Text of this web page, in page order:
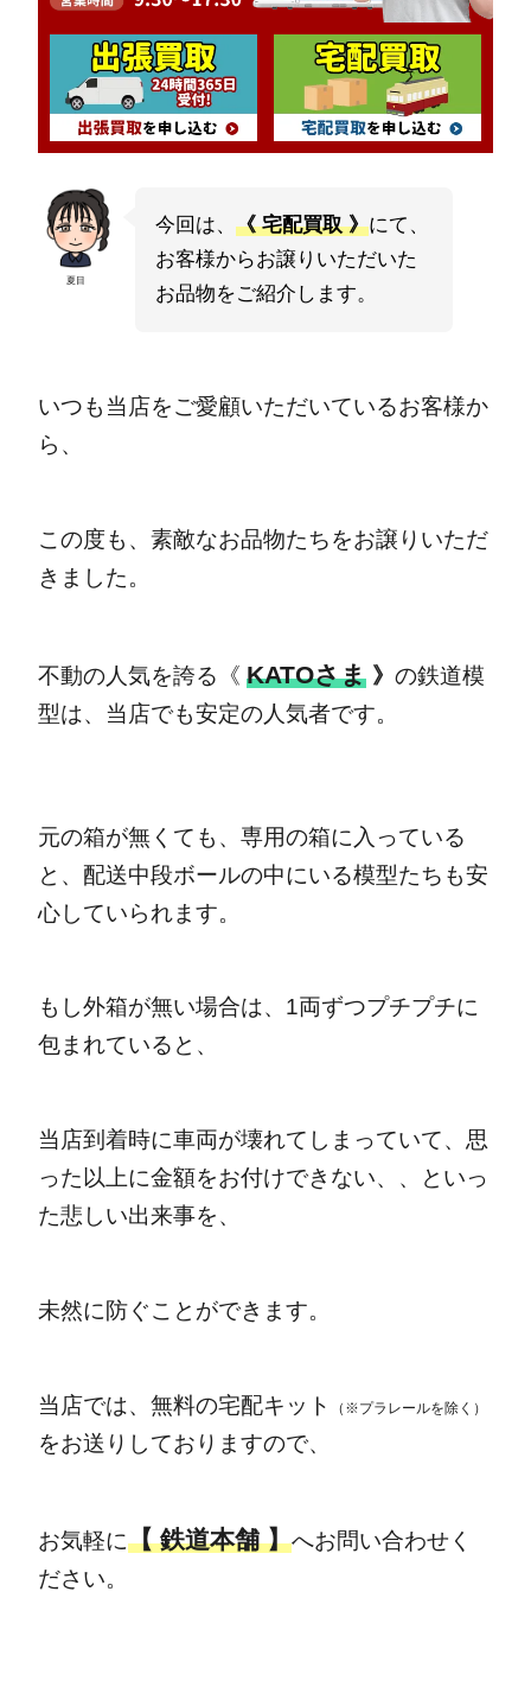
夏目
今回は、 《 宅配買取 》にて、
お客様からお譲りいただいた
お品物をご紹介します。
いつも当店をご愛顧いただいているお客様か
ら、
この度も、素敵なお品物たちをお譲りいただ
きました。
不動の人気を誇る《 KATOさま》 の鉄道模
型は、当店でも安定の人気者です。
元の箱が無くても、専用の箱に入っている
と、配送中段ボールの中にいる模型たちも安
心していられます。
もし外箱が無い場合は、1両ずつプチプチに
包まれていると、
当店到着時に車両が壊れてしまっていて、思
った以上に金額をお付けできない、、といっ
た悲しい出来事を、
未然に防ぐことができます。
当店では、無料の宅配キット （※プラレールを除く）
をお送りしておりますので、
お気軽に【 鉄道本舗 】へお問い合わせく
ださい。